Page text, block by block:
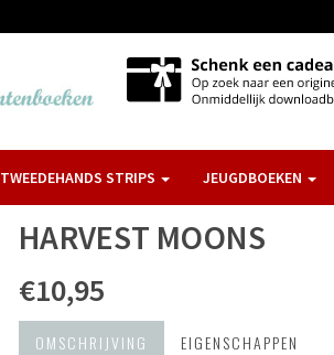
TWEEDEHANDS STRIPS JEUGDBOEKEN
HARVEST MOONS
€10,95
OMSCHRIJVING EIGENSCHAPPEN